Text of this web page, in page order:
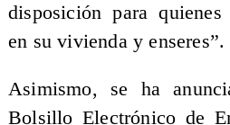
disposición para
en su vivienda y enseres”.
Asimismo, se ha
Bolsillo Electrónico de